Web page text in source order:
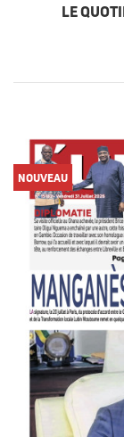
LE
NOUVEAU